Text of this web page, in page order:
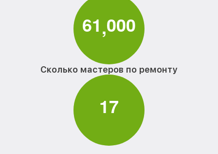
61,000
Сколько мастеров по ремонту
17